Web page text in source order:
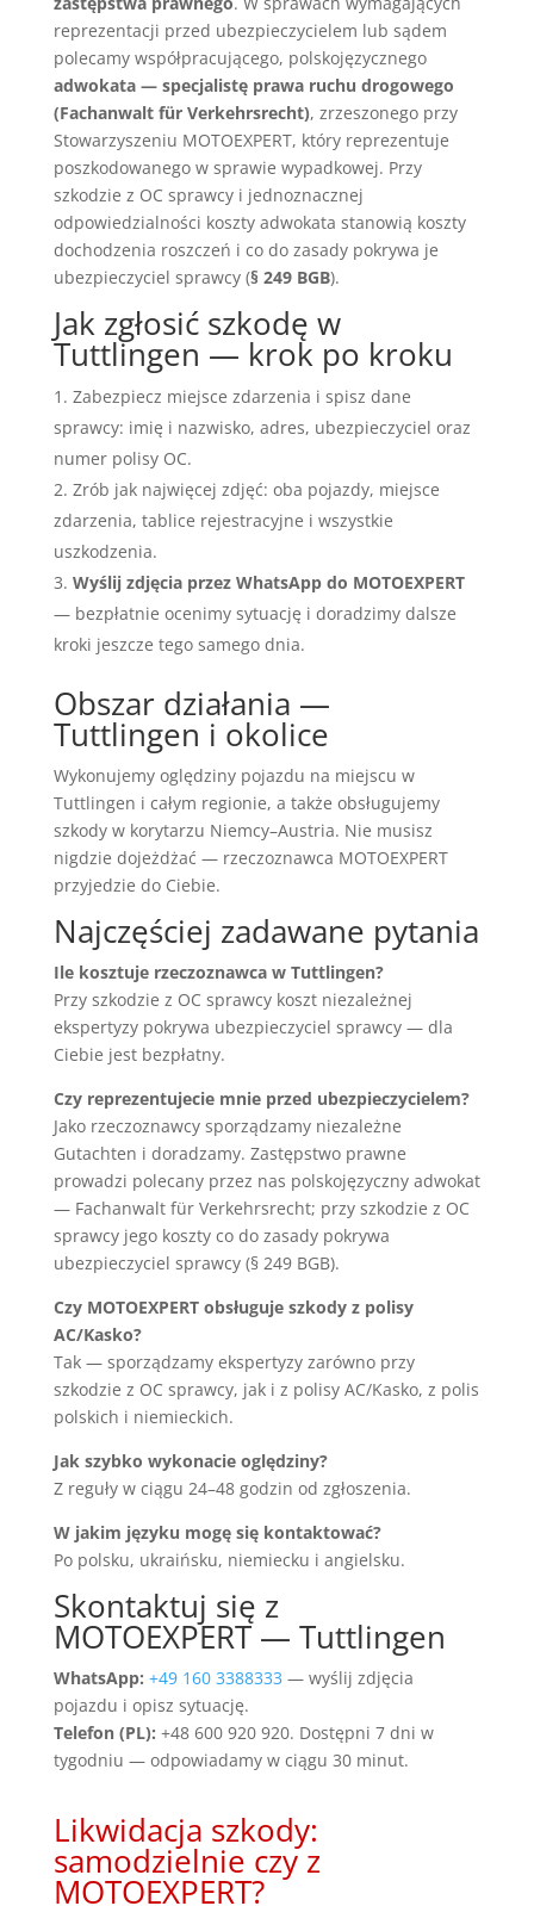
reprezentacji przed ubezpieczycielem lub sądem
polecamy współpracującego, polskojęzycznego
adwokata — specjalistę prawa ruchu drogowego
(Fachanwalt für Verkehrsrecht), zrzeszonego przy
Stowarzyszeniu MOTOEXPERT, który reprezentuje
poszkodowanego w sprawie wypadkowej. Przy
szkodzie z OC sprawcy i jednoznacznej
odpowiedzialności koszty adwokata stanowią koszty
dochodzenia roszczeń i co do zasady pokrywa je
ubezpieczyciel sprawcy (§ 249 BGB).
Jak zgłosić szkodę w
Tuttlingen — krok po kroku
Zabezpiecz miejsce zdarzenia i spisz dane
sprawcy: imię i nazwisko, adres, ubezpieczyciel oraz
numer polisy OC.
Zrób jak najwięcej zdjęć: oba pojazdy, miejsce
zdarzenia, tablice rejestracyjne i wszystkie
uszkodzenia.
Wyślij zdjęcia przez WhatsApp do MOTOEXPERT
— bezpłatnie ocenimy sytuację i doradzimy dalsze
kroki jeszcze tego samego dnia.
Obszar działania —
Tuttlingen i okolice
Wykonujemy oględziny pojazdu na miejscu w
Tuttlingen i całym regionie, a także obsługujemy
szkody w korytarzu Niemcy–Austria. Nie musisz
nigdzie dojeżdżać — rzeczoznawca MOTOEXPERT
przyjedzie do Ciebie.
Najczęściej zadawane pytania
Ile kosztuje rzeczoznawca w Tuttlingen?
Przy szkodzie z OC sprawcy koszt niezależnej
ekspertyzy pokrywa ubezpieczyciel sprawcy — dla
Ciebie jest bezpłatny.
Czy reprezentujecie mnie przed ubezpieczycielem?
Jako rzeczoznawcy sporządzamy niezależne
Gutachten i doradzamy. Zastępstwo prawne
prowadzi polecany przez nas polskojęzyczny adwokat
— Fachanwalt für Verkehrsrecht; przy szkodzie z OC
sprawcy jego koszty co do zasady pokrywa
ubezpieczyciel sprawcy (§ 249 BGB).
Czy MOTOEXPERT obsługuje szkody z polisy
AC/Kasko?
Tak — sporządzamy ekspertyzy zarówno przy
szkodzie z OC sprawcy, jak i z polisy AC/Kasko, z polis
polskich i niemieckich.
Jak szybko wykonacie oględziny?
Z reguły w ciągu 24–48 godzin od zgłoszenia.
W jakim języku mogę się kontaktować?
Po polsku, ukraińsku, niemiecku i angielsku.
Skontaktuj się z
MOTOEXPERT — Tuttlingen
WhatsApp: +49 160 3388333 — wyślij zdjęcia
pojazdu i opisz sytuację.
Telefon (PL): +48 600 920 920. Dostępni 7 dni w
tygodniu — odpowiadamy w ciągu 30 minut.
Likwidacja szkody:
samodzielnie czy z
MOTOEXPERT?